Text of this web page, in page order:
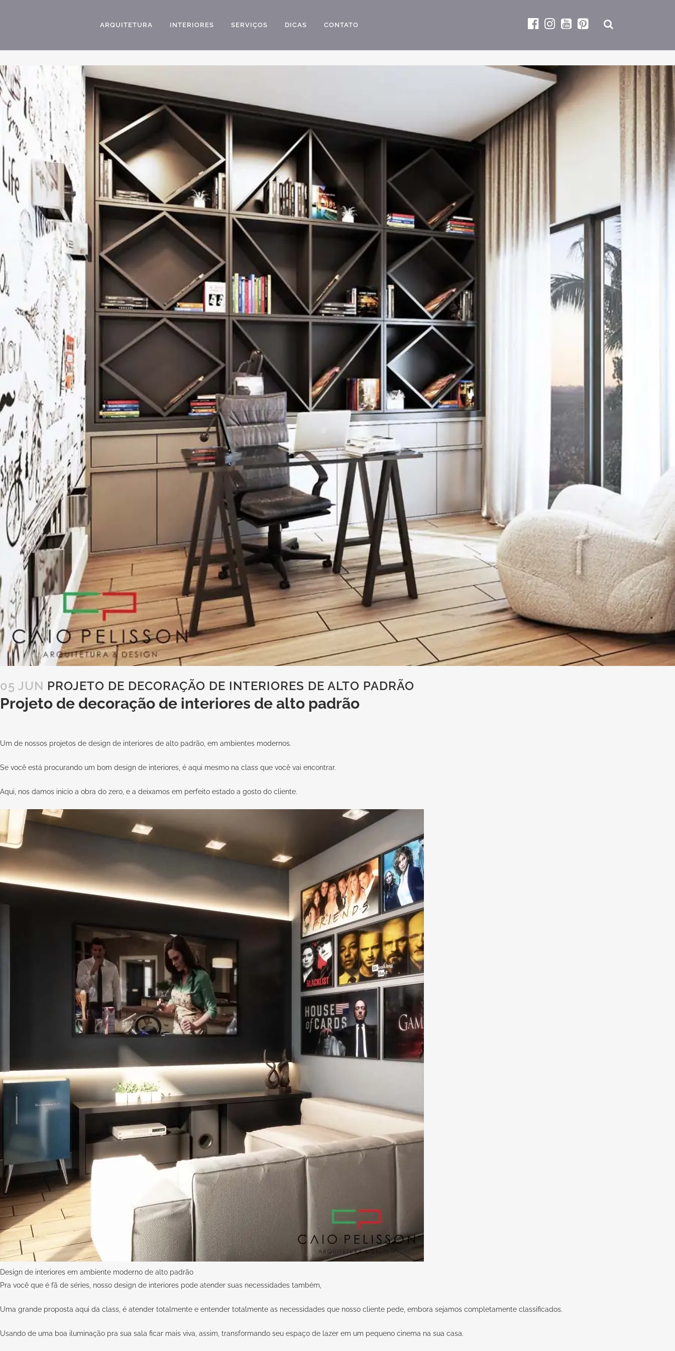
ARQUITETURA INTERIORES SERVIÇOS DICAS CONTATO
05 JUN PROJETO DE DECORAÇÃO DE INTERIORES DE ALTO PADRÃO
Projeto de decoração de interiores de alto padrão
Um de nossos projetos de design de interiores de alto padrão, em ambientes modernos.
Se você está procurando um bom design de interiores, é aqui mesmo na class que você vai encontrar.
Aqui, nos damos inicio a obra do zero, e a deixamos em perfeito estado a gosto do cliente.
Design de interiores em ambiente moderno de alto padrão
Pra você que é fã de séries, nosso design de interiores pode atender suas necessidades também,
Uma grande proposta aqui da class , é atender totalmente e entender totalmente as necessidades que nosso cliente pede, embora sejamos completamente classificados.
Usando de uma boa iluminação pra sua sala ficar mais viva, assim, transformando seu espaço de lazer em um pequeno cinema na sua casa.